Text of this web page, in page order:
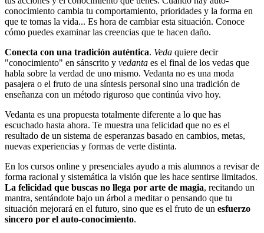
conocimiento cambia tu comportamiento, prioridades y la forma en
que te tomas la vida... Es hora de cambiar esta situación. Conoce
cómo puedes examinar las creencias que te hacen daño.
Conecta con una tradición auténtica. Veda quiere decir
"conocimiento" en sánscrito y vedanta es el final de los vedas que
habla sobre la verdad de uno mismo. Vedanta no es una moda
pasajera o el fruto de una síntesis personal sino una tradición de
enseñanza con un método riguroso que continúa vivo hoy.
Vedanta es una propuesta totalmente diferente a lo que has
escuchado hasta ahora. Te muestra una felicidad que no es el
resultado de un sistema de esperanzas basado en cambios, metas,
nuevas experiencias y formas de verte distinta.
En los cursos online y presenciales ayudo a mis alumnos a revisar de
forma racional y sistemática la visión que les hace sentirse limitados.
La felicidad que buscas no llega por arte de magia, recitando un
mantra, sentándote bajo un árbol a meditar o pensando que tu
situación mejorará en el futuro, sino que es el fruto de un esfuerzo
sincero por el auto-conocimiento.